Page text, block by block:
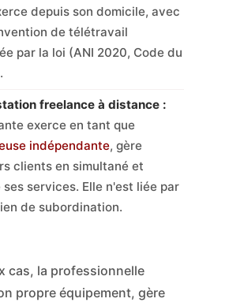
depuis son domicile, avec
de télétravail
par la loi (ANI 2020, Code du
freelance à distance :
exerce en tant que
indépendante, gère
clients en simultané et
services. Elle n'est liée par
de subordination.
cas, la professionnelle
propre équipement, gère